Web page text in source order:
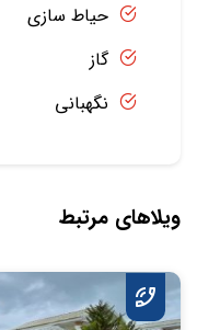
حیاط سازی
گاز
نگهبانی
ویلاهای مرتبط